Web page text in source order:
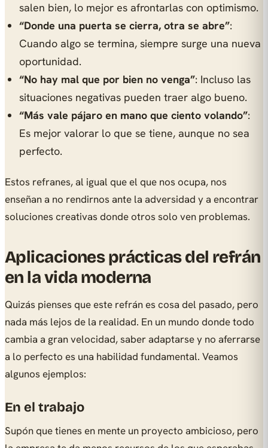
salen bien, lo mejor es afrontarlas con optimismo.
“Donde una puerta se cierra, otra se abre”:
Cuando algo se termina, siempre surge una nueva
oportunidad.
“No hay mal que por bien no venga”: Incluso las
situaciones negativas pueden traer algo bueno.
“Más vale pájaro en mano que ciento volando”:
Es mejor valorar lo que se tiene, aunque no sea
perfecto.
Estos refranes, al igual que el que nos ocupa, nos
enseñan a no rendirnos ante la adversidad y a encontrar
soluciones creativas donde otros solo ven problemas.
Aplicaciones prácticas del refrán
en la vida moderna
Quizás pienses que este refrán es cosa del pasado, pero
nada más lejos de la realidad. En un mundo donde todo
cambia a gran velocidad, saber adaptarse y no aferrarse
a lo perfecto es una habilidad fundamental. Veamos
algunos ejemplos:
En el trabajo
Supón que tienes en mente un proyecto ambicioso, pero